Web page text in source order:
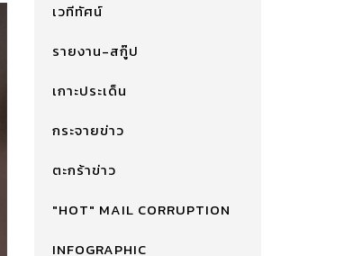
เวทีทัศน์
รายงาน-สกู๊ป
เกาะประเด็น
กระจายข่าว
ตะกร้าข่าว
"HOT" MAIL CORRUPTION
INFOGRAPHIC